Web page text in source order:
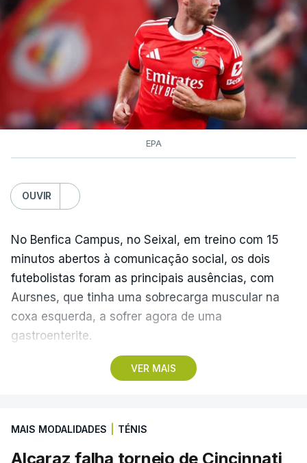
50 quilómetros.
TÓPICOS
Lourinhã Queluz Madison
EPA
OUVIR
VER MAIS
No Benfica Campus, no Seixal, em treino com 15
minutos abertos à comunicação social, os dois
futebolistas foram as principais ausências, com
Aursnes, que tinha uma sobrecarga muscular na
coxa esquerda, a sofrer agora de uma
gastroenterite.
Já Ivanovic está a contas com uma contusão no
quinta-feira, a partir das 20:00, no Estádio da Luz,
além dos lesionados Joshua Wynder e Jaden
MAIS MODALIDADES TÉNIS
Alcaraz falha torneio de Cincinnati